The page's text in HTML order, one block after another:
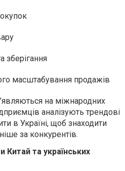
зберігання
масштабування продажів
на міжнародних
аналізують трендові
в Україні, щоб знаходити
за конкурентів.
Китай та українських